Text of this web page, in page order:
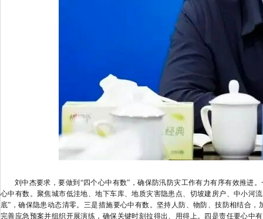
刘中杰要求，要做到“四个心中有数”，确保防汛防灾工作有力有序有效推进
心中有数。聚焦城市低洼地、地下车库、地质灾害隐患点、切坡建房户、中小河
底”，确保隐患动态清零。三是措施要心中有数。坚持人防、物防、技防相结合
完善应急预案并组织开展演练，确保关键时刻拉得出、用得上。四是责任要心中